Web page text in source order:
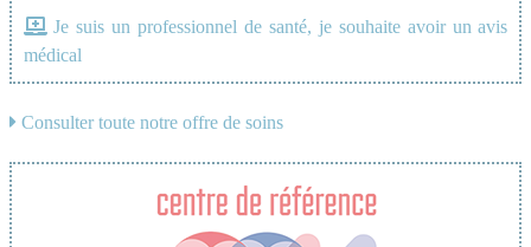
Je suis un professionnel de santé, je souhaite avoir un avis
médical
Consulter toute notre offre de soins